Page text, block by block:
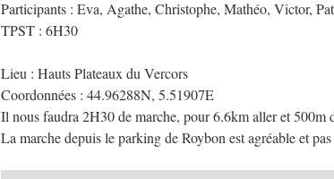
Participants : Eva, Agathe, Christophe, Mathéo, Victor,
TPST : 6H30
Lieu : Hauts Plateaux du Vercors
Coordonnées : 44.96288N, 5.51907E
Il nous faudra 2H30 de marche, pour 6.6km aller et 500m
La marche depuis le parking de Roybon est agréable et